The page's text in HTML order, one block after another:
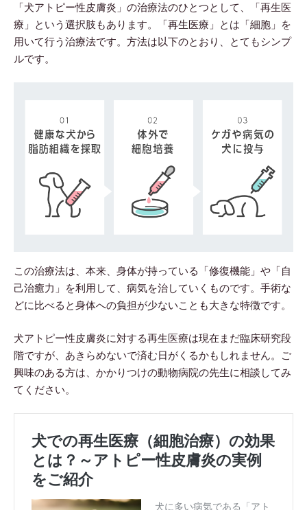
「犬アトピー性皮膚炎」の治療法のひとつとして、「再生医
療」という選択肢もあります。「再生医療」とは「細胞」を
用いて行う治療法です。方法は以下のとおり、とてもシンプ
ルです。
この治療法は、本来、身体が持っている「修復機能」や「自
己治癒力」を利用して、病気を治していくものです。手術な
どに比べると身体への負担が少ないことも大きな特徴です。
犬アトピー性皮膚炎に対する再生医療は現在まだ臨床研究段
階ですが、あきらめないで済む日がくるかもしれません。ご
興味のある方は、かかりつけの動物病院の先生に相談してみ
てください。